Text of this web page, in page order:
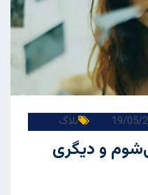
19/05/ بلاگ
و دیگری